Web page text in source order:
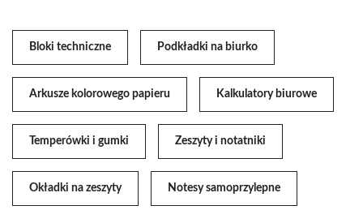
Bloki techniczne Podkładki na biurko
Arkusze kolorowego papieru Kalkulatory biurowe
Temperówki i gumki Zeszyty i notatniki
Okładki na zeszyty Notesy samoprzylepne